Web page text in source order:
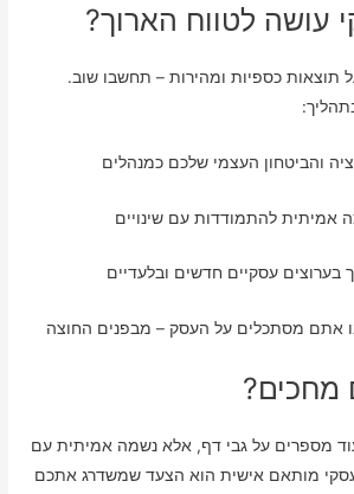
עושה לטווח הארוך?
כספיות ומהירות – תחשבו שוב.
והביטחון העצמי שלכם כמנהלים
אמיתית להתמודדות עם שינויים
בערוצים עסקיים חדשים ובלעדיים
אתם מסתכלים על העסק – מבפנים החוצה
מחכים?
מספרים על גבי דף, אלא נשמה אמיתית עם
עסקי מותאם אישית הוא הצעד שמשדרג אתכם